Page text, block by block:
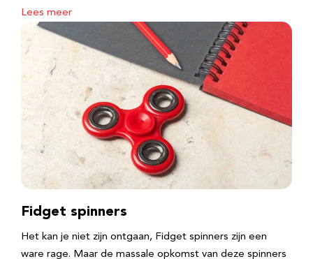
Lees meer
Fidget spinners
Het kan je niet zijn ontgaan, Fidget spinners zijn een
ware rage. Maar de massale opkomst van deze spinners